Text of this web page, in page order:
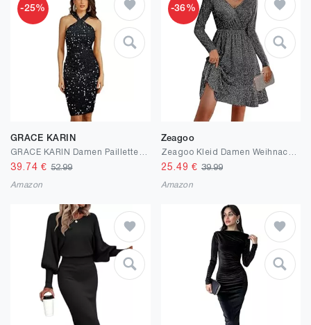
-25%
GRACE KARIN
39.74 €52.99
Amazon
-36%
Zeagoo
25.49 € 39.99
Amazon